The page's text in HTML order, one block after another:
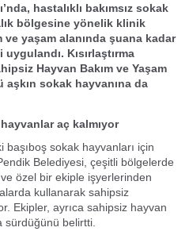
hastalıklı bakımsız sokak
bölgesine yönelik klinik
yaşam alanında şuana kadar
Kısırlaştırma
Hayvan Bakım ve Yaşam
aşkın sokak hayvanına da
aç kalmıyor
başıboş sokak hayvanları için
Belediyesi, çeşitli bölgelerde
özel bir ekiple işyerlerinden
kullanarak sahipsiz
Ekipler, ayrıca sahipsiz hayvan
sürdüğünü belirtti.